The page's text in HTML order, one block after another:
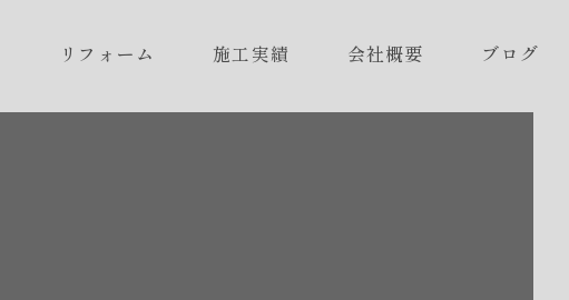
リフォーム 施工実績 会社概要 ブログ